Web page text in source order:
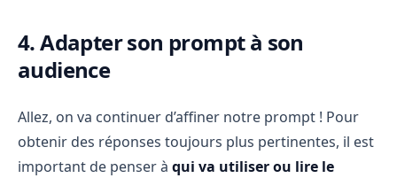
4. Adapter son prompt à son
audience
Allez, on va continuer d’affiner notre prompt ! Pour
obtenir des réponses toujours plus pertinentes, il est
important de penser à qui va utiliser ou lire le